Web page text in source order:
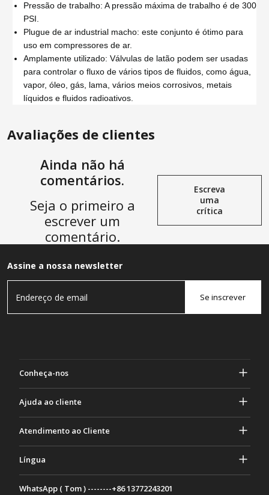
Pressão de trabalho: A pressão máxima de trabalho é de 300
PSI.
Plugue de ar industrial macho: este conjunto é ótimo para
uso em compressores de ar.
Amplamente utilizado: Válvulas de latão podem ser usadas
para controlar o fluxo de vários tipos de fluidos, como água,
vapor, óleo, gás, lama, vários meios corrosivos, metais
líquidos e fluidos radioativos.
Avaliações de clientes
Ainda não há
comentários.
Seja o primeiro a
escrever um
comentário.
Escreva
uma
crítica
Assine a nossa newsletter
Se inscrever
Conheça-nos
Termos e Condições
Ajuda ao cliente
Contate-nos
Atendimento ao Cliente
Métodos de Pagamento
Língua
WhatsApp ( Tom ) --------+86 13772243201